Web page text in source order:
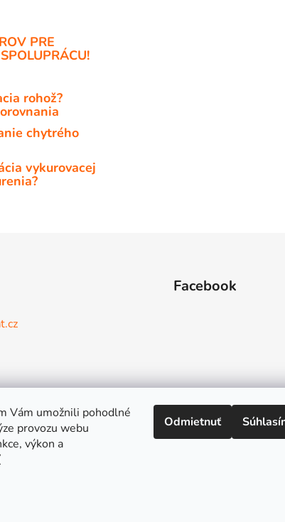
Vám umožnili pohodlné
provozu webu
výkon a
Odmietnuť
Pripravíme Vám výhodnú ponuku na
PRE
rohož?
chytrého
vykurovacej
Facebook
HEAT DECOR / Sady vykurovacích fólií s
a regulácia Heat Decor